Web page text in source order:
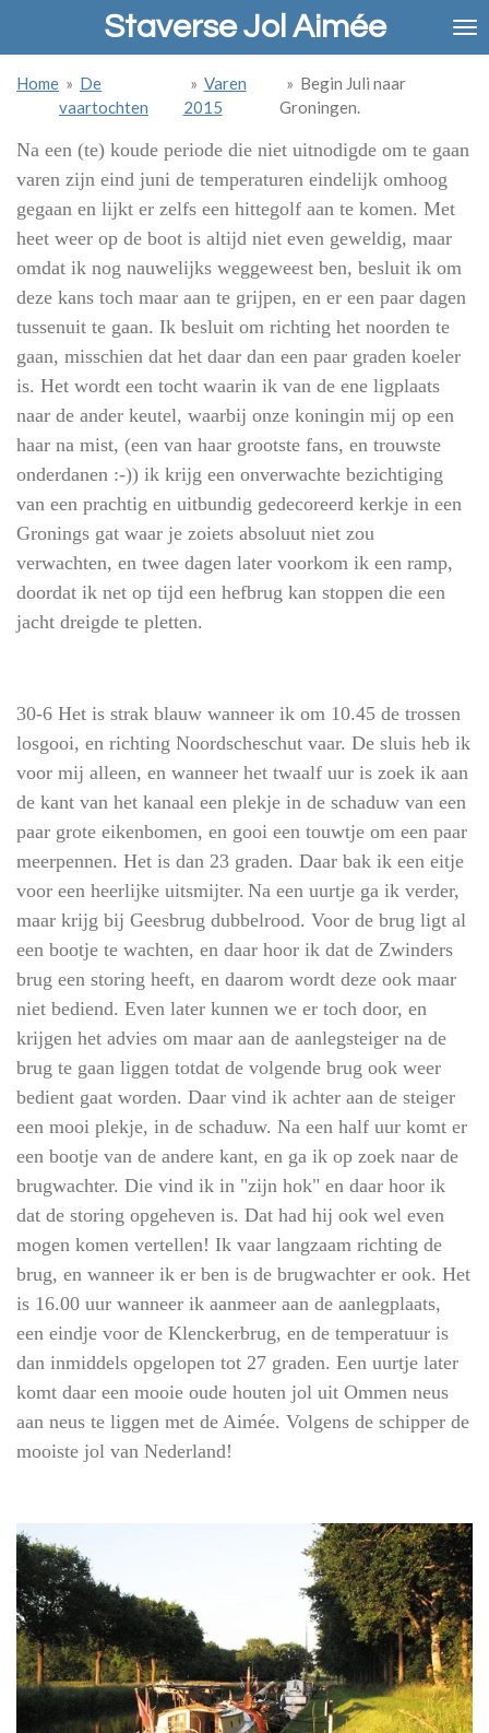
de
hoofdinhoud
Staverse Jol Aimée
Home » De
vaartochten
» Varen
2015
» Begin Juli naar
Groningen.
Na een (te) koude periode die niet uitnodigde om te gaan
varen zijn eind juni de temperaturen eindelijk omhoog
gegaan en lijkt er zelfs een hittegolf aan te komen. Met
heet weer op de boot is altijd niet even geweldig, maar
omdat ik nog nauwelijks weggeweest ben, besluit ik om
deze kans toch maar aan te grijpen, en er een paar dagen
tussenuit te gaan. Ik besluit om richting het noorden te
gaan, misschien dat het daar dan een paar graden koeler
is. Het wordt een tocht waarin ik van de ene ligplaats
naar de ander keutel, waarbij onze koningin mij op een
haar na mist, (een van haar grootste fans, en trouwste
onderdanen :-)) ik krijg een onverwachte bezichtiging
van een prachtig en uitbundig gedecoreerd kerkje in een
Gronings gat waar je zoiets absoluut niet zou
verwachten, en twee dagen later voorkom ik een ramp,
doordat ik net op tijd een hefbrug kan stoppen die een
jacht dreigde te pletten.
30-6 Het is strak blauw wanneer ik om 10.45 de trossen
losgooi, en richting Noordscheschut vaar. De sluis heb ik
voor mij alleen, en wanneer het twaalf uur is zoek ik aan
de kant van het kanaal een plekje in de schaduw van een
paar grote eikenbomen, en gooi een touwtje om een paar
meerpennen. Het is dan 23 graden. Daar bak ik een eitje
voor een heerlijke uitsmijter. Na een uurtje ga ik verder,
maar krijg bij Geesbrug dubbelrood. Voor de brug ligt al
een bootje te wachten, en daar hoor ik dat de Zwinders
brug een storing heeft, en daarom wordt deze ook maar
niet bediend. Even later kunnen we er toch door, en
krijgen het advies om maar aan de aanlegsteiger na de
brug te gaan liggen totdat de volgende brug ook weer
bedient gaat worden. Daar vind ik achter aan de steiger
een mooi plekje, in de schaduw. Na een half uur komt er
een bootje van de andere kant, en ga ik op zoek naar de
brugwachter. Die vind ik in "zijn hok" en daar hoor ik
dat de storing opgeheven is. Dat had hij ook wel even
mogen komen vertellen! Ik vaar langzaam richting de
brug, en wanneer ik er ben is de brugwachter er ook. Het
is 16.00 uur wanneer ik aanmeer aan de aanlegplaats,
een eindje voor de Klenckerbrug, en de temperatuur is
dan inmiddels opgelopen tot 27 graden. Een uurtje later
komt daar een mooie oude houten jol uit Ommen neus
aan neus te liggen met de Aimée. Volgens de schipper de
mooiste jol van Nederland!